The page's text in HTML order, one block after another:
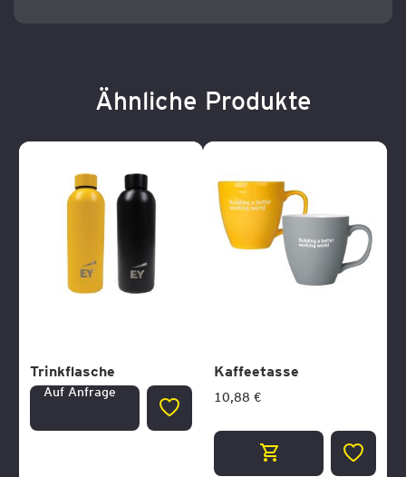
Ähnliche Produkte
Trinkflasche
Auf Anfrage
ZUR
WUNSCHLISTE
Kaffeetasse
10,88 €
ZUR